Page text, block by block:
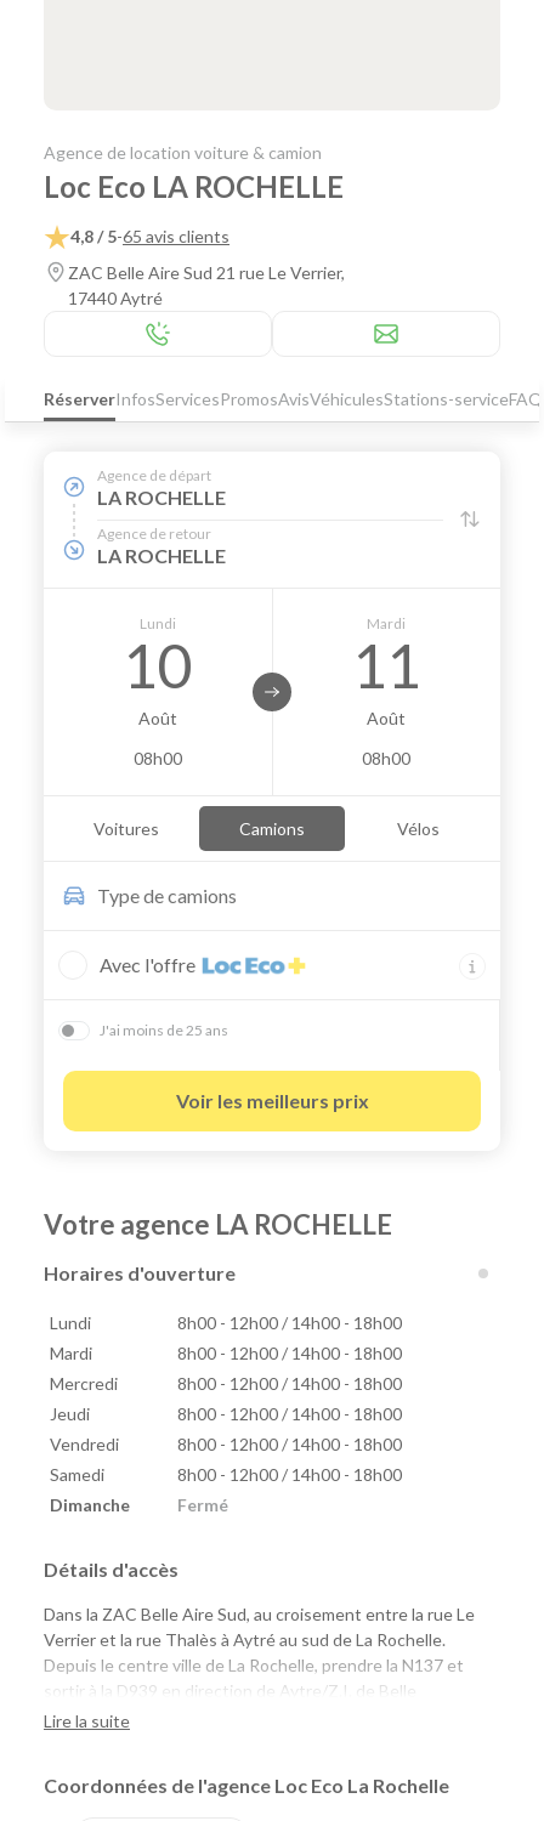
Agence de location voiture & camion
Loc Eco LA ROCHELLE
4,8 / 5-65 avis clients
ZAC Belle Aire Sud 21 rue Le Verrier,
17440 Aytré
RéserverInfosServicesPromosAvisVéhiculesStations-serviceFAQ
Agence de départ
LA ROCHELLE
Agence de retour
LA ROCHELLE
Lundi
10
Août
08h00
Mardi
11
Août
08h00
Voitures Camions Vélos
Type decamions
Avec l'offre
J'ai moins de 25 ans
Voir les meilleurs prix
Votre agence LA ROCHELLE
Horaires d'ouverture
Lundi
8h00 - 12h00 / 14h00 - 18h00
Mardi
8h00 - 12h00 / 14h00 - 18h00
Mercredi
8h00 - 12h00 / 14h00 - 18h00
Jeudi
8h00 - 12h00 / 14h00 - 18h00
Vendredi
8h00 - 12h00 / 14h00 - 18h00
Samedi
8h00 - 12h00 / 14h00 - 18h00
Dimanche
Fermé
Détails d'accès
Dans la ZAC Belle Aire Sud, au croisement entre la rue Le
Verrier et la rue Thalès à Aytré au sud de La Rochelle.
Depuis le centre ville de La Rochelle, prendre la N137 et
sortir à la D939 en direction de Aytre/Z.I. de Belle
Aire/Surgères.
Lire la suite
Coordonnées de l'agence Loc Eco La Rochelle